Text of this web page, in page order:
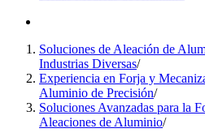
Soluciones de Aleación de
Industrias Diversas/
Experiencia en Forja y
Aluminio de Precisión/
Soluciones Avanzadas para la
Aleaciones de Aluminio/